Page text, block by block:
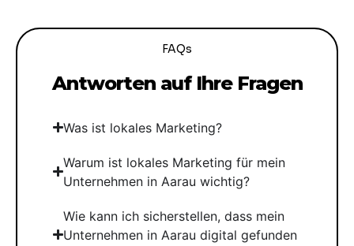
FAQs
Antworten auf Ihre Fragen
Was ist lokales Marketing?
Warum ist lokales Marketing für mein
Unternehmen in Aarau wichtig?
Wie kann ich sicherstellen, dass mein
Unternehmen in Aarau digital gefunden